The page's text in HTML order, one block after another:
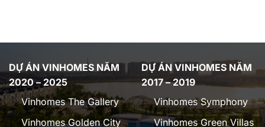
DỰ ÁN VINHOMES NĂM
2020 – 2025
Vinhomes The Gallery
Vinhomes Golden City
DỰ ÁN VINHOMES NĂM
2017 – 2019
Vinhomes Symphony
Vinhomes Green Villas